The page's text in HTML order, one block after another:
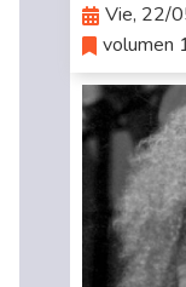
Vie, 22/
volumen